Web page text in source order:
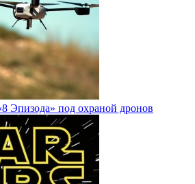
Эпизода» под охраной дронов